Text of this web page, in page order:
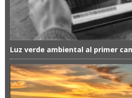
Luz verde ambiental al primer